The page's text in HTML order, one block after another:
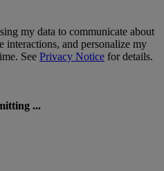
my data to communicate about
interactions, and personalize my
See Privacy Notice for details.
...